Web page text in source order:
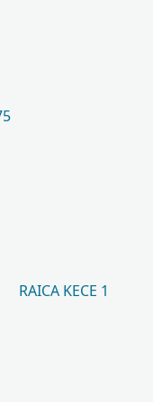
RAICA KECE 1